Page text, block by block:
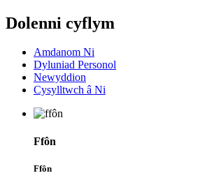
Dolenni cyflym
Amdanom Ni
Dyluniad Personol
Newyddion
Cysylltwch â Ni
Ffôn
Ffôn